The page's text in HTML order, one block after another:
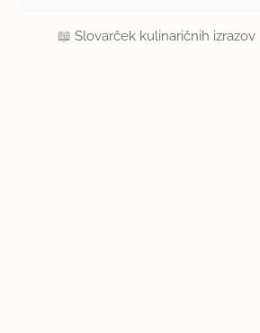
📖Slovarček kulinaričnih izrazov